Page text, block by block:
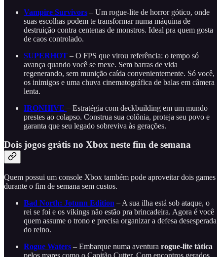
Vampire Survivors – Um rogue-lite de horror gótico, onde
suas escolhas podem te transformar numa máquina de
destruição contra centenas de monstros. Ideal pra quem gosta
de caos controlado.
SUPERHOT – O FPS que virou referência: o tempo só
avança quando você se mexe. Sem barras de vida
regenerando, sem munição caída convenientemente. Só você,
os inimigos e uma chuva cinematográfica de balas em câmera
lenta.
IRONHIVE – Estratégia com deckbuilding em um mundo
prestes ao colapso. Construa sua colônia, proteja seu povo e
garanta que seu legado sobreviva às gerações.
Dois jogos grátis no Xbox neste fim de semana
Quem possui um console Xbox também pode aproveitar dois games
durante o fim de semana sem custos.
Bad North: Jotunn Edition – A sua ilha está sob ataque, o
rei se foi e os vikings não estão pra brincadeira. Agora é você
quem assume o trono e precisa organizar a defesa desesperada
do reino.
Rogue Waters – Embarque numa aventura rogue-lite tática
pelos mares como o Capitão Cutter. Com encontros gerados